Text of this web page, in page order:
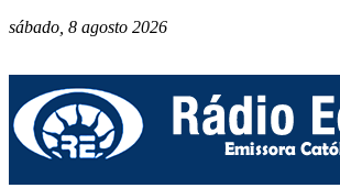
sábado, 8 agosto 2026